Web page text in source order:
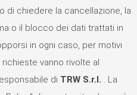
di chiedere la cancellazione, la
o il blocco dei dati trattati in
in ogni caso, per motivi
vanno rivolte al
di TRW S.r.l. . La